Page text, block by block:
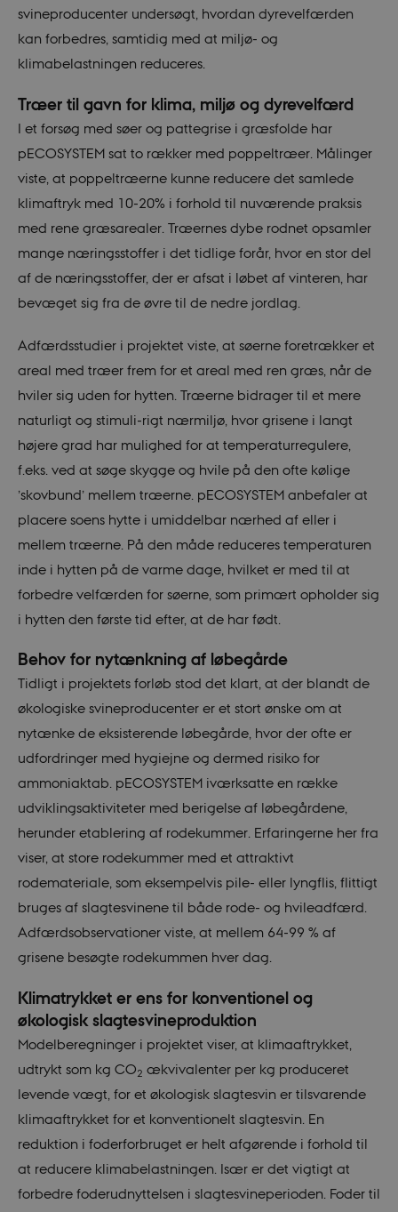
svineproducenter undersøgt, hvordan dyrevelfærden
kan forbedres, samtidig med at miljø- og
klimabelastningen reduceres.
Træer til gavn for klima, miljø og dyrevelfærd
I et forsøg med søer og pattegrise i græsfolde har
pECOSYSTEM sat to rækker med poppeltræer. Målinger
viste, at poppeltræerne kunne reducere det samlede
klimaftryk med 10-20% i forhold til nuværende praksis
med rene græsarealer. Træernes dybe rodnet opsamler
mange næringsstoffer i det tidlige forår, hvor en stor del
af de næringsstoffer, der er afsat i løbet af vinteren, har
bevæget sig fra de øvre til de nedre jordlag.
Adfærdsstudier i projektet viste, at søerne foretrækker et
areal med træer frem for et areal med ren græs, når de
hviler sig uden for hytten. Træerne bidrager til et mere
naturligt og stimuli-rigt nærmiljø, hvor grisene i langt
højere grad har mulighed for at temperaturregulere,
f.eks. ved at søge skygge og hvile på den ofte kølige
’skovbund’ mellem træerne. pECOSYSTEM anbefaler at
placere soens hytte i umiddelbar nærhed af eller i
mellem træerne. På den måde reduceres temperaturen
inde i hytten på de varme dage, hvilket er med til at
forbedre velfærden for søerne, som primært opholder sig
i hytten den første tid efter, at de har født.
Behov for nytænkning af løbegårde
Tidligt i projektets forløb stod det klart, at der blandt de
økologiske svineproducenter er et stort ønske om at
nytænke de eksisterende løbegårde, hvor der ofte er
udfordringer med hygiejne og dermed risiko for
ammoniaktab. pECOSYSTEM iværksatte en række
udviklingsaktiviteter med berigelse af løbegårdene,
herunder etablering af rodekummer. Erfaringerne her fra
viser, at store rodekummer med et attraktivt
rodemateriale, som eksempelvis pile- eller lyngflis, flittigt
bruges af slagtesvinene til både rode- og hvileadfærd.
Adfærdsobservationer viste, at mellem 64-99 % af
grisene besøgte rodekummen hver dag.
Klimatrykket er ens for konventionel og
økologisk slagtesvineproduktion
Modelberegninger i projektet viser, at klimaaftrykket,
udtrykt som kg CO2 ækvivalenter per kg produceret
levende vægt, for et økologisk slagtesvin er tilsvarende
klimaaftrykket for et konventionelt slagtesvin. En
reduktion i foderforbruget er helt afgørende i forhold til
at reducere klimabelastningen. Især er det vigtigt at
forbedre foderudnyttelsen i slagtesvineperioden. Foder til